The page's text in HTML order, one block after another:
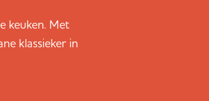
keuken. Met
klassieker in